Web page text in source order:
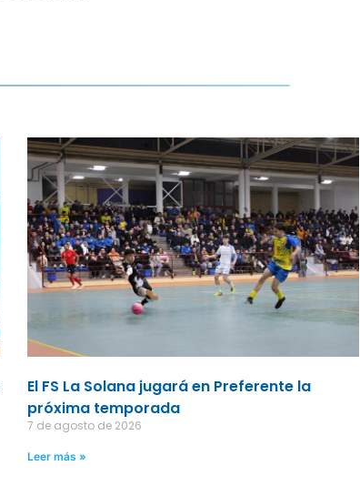
El FS La Solana jugará en Preferente la
próxima temporada
7 de agosto de 2026
Leer más »